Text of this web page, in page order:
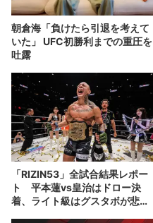
朝倉海「負けたら引退を考えて
いた」 UFC初勝利までの重圧を
吐露
「RIZIN53」全試合結果レポー
ト 平本蓮vs皇治はドロー決
着、ライト級はグスタボが悲願